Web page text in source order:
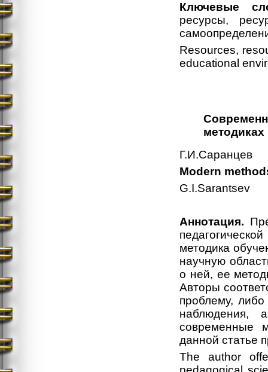
Ключевые
ресурсы,
Resources,
educational
методиках
Г.И.Саранцев
Modern
G.I.Sarantsev
Аннотация.
методика
научную
о ней, ее
Авторы
проблему,
наблюдения,
современные
данной статье
The author